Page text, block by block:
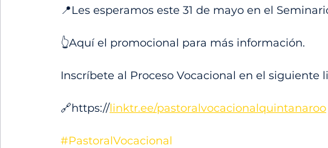
📍Les esperamos este 31 de mayo en el
👆Aquí el promocional para más información.
Inscríbete al Proceso Vocacional en el siguiente
🔗https://linktr.ee/pastoralvocacionalquintanaroo
#PastoralVocacional